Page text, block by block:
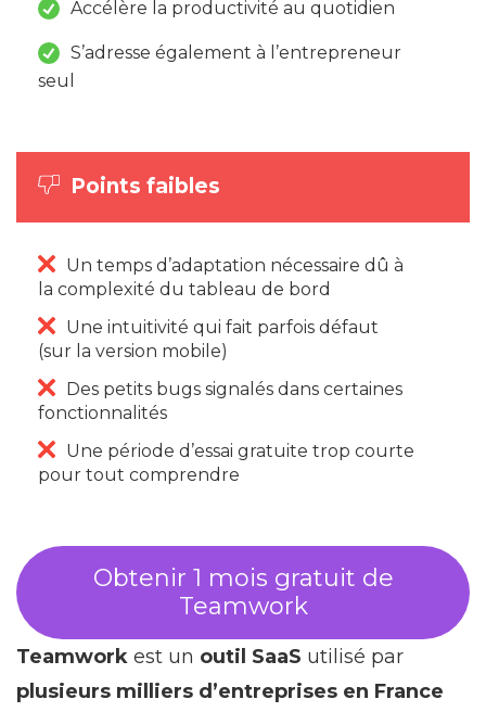
Accélère la productivité au quotidien
S’adresse également à l’entrepreneur
seul
Points faibles
Un temps d’adaptation nécessaire dû à
la complexité du tableau de bord
Une intuitivité qui fait parfois défaut
(sur la version mobile)
Des petits bugs signalés dans certaines
fonctionnalités
Une période d’essai gratuite trop courte
pour tout comprendre
Obtenir 1 mois gratuit de
Teamwork
Teamwork est un outil SaaS utilisé par
plusieurs milliers d’entreprises en France